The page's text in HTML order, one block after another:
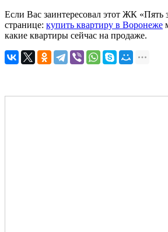
Если Вас заинтересовал этот ЖК «Пять
странице: купить квартиру в Воронеже
какие квартиры сейчас на продаже.